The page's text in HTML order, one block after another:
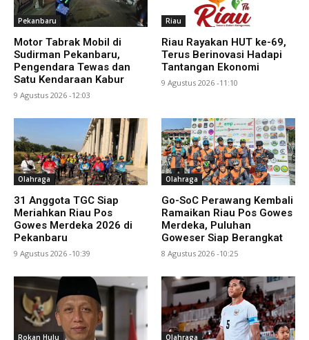
Pekanbaru
Motor Tabrak Mobil di
Sudirman Pekanbaru,
Pengendara Tewas dan
Satu Kendaraan Kabur
9 Agustus 2026 -12:03
Riau
Riau Rayakan HUT ke-69,
Terus Berinovasi Hadapi
Tantangan Ekonomi
9 Agustus 2026 -11:10
Olahraga
31 Anggota TGC Siap
Meriahkan Riau Pos
Gowes Merdeka 2026 di
Pekanbaru
9 Agustus 2026 -10:39
Olahraga
Go-SoC Perawang Kembali
Ramaikan Riau Pos Gowes
Merdeka, Puluhan
Goweser Siap Berangkat
8 Agustus 2026 -10:25
Rokan Hulu Olahraga